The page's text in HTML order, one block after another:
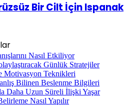
Bir Cilt İçin Ispanak